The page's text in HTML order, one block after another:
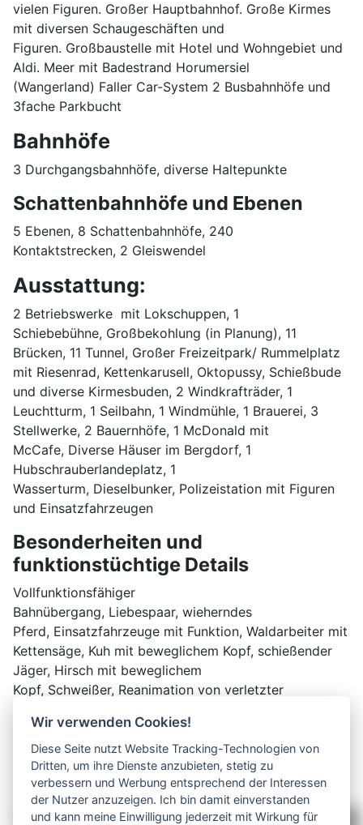
vielen Figuren. Großer Hauptbahnhof. Große Kirmes
mit diversen Schaugeschäften und
Figuren. Großbaustelle mit Hotel und Wohngebiet und
Aldi. Meer mit Badestrand Horumersiel
(Wangerland) Faller Car-System 2 Busbahnhöfe und
3fache Parkbucht
Bahnhöfe
3 Durchgangsbahnhöfe, diverse Haltepunkte
Schattenbahnhöfe und Ebenen
5 Ebenen, 8 Schattenbahnhöfe, 240
Kontaktstrecken, 2 Gleiswendel
Ausstattung:
2 Betriebswerke mit Lokschuppen, 1
Schiebebühne, Großbekohlung (in Planung), 11
Brücken, 11 Tunnel, Großer Freizeitpark/ Rummelplatz
mit Riesenrad, Kettenkarusell, Oktopussy, Schießbude
und diverse Kirmesbuden, 2 Windkrafträder, 1
Leuchtturm, 1 Seilbahn, 1 Windmühle, 1 Brauerei, 3
Stellwerke, 2 Bauernhöfe, 1 McDonald mit
McCafe, Diverse Häuser im Bergdorf, 1
Hubschrauberlandeplatz, 1
Wasserturm, Dieselbunker, Polizeistation mit Figuren
und Einsatzfahrzeugen
Besonderheiten und
funktionstüchtige Details
Vollfunktionsfähiger
Bahnübergang, Liebespaar, wieherndes
Pferd, Einsatzfahrzeuge mit Funktion, Waldarbeiter mit
Kettensäge, Kuh mit beweglichem Kopf, schießender
Jäger, Hirsch mit beweglichem
Kopf, Schweißer, Reanimation von verletzter
Funktion, Schaffner mit Kelle, Gabelstapler mit
Hubfunktion und Licht, Sendemast, Car-System 3
Ampelanlagen
Wir verwenden Cookies!
Diese Seite nutzt Website Tracking-Technologien von
Dritten, um ihre Dienste anzubieten, stetig zu
verbessern und Werbung entsprechend der Interessen
der Nutzer anzuzeigen. Ich bin damit einverstanden
und kann meine Einwilligung jederzeit mit Wirkung für